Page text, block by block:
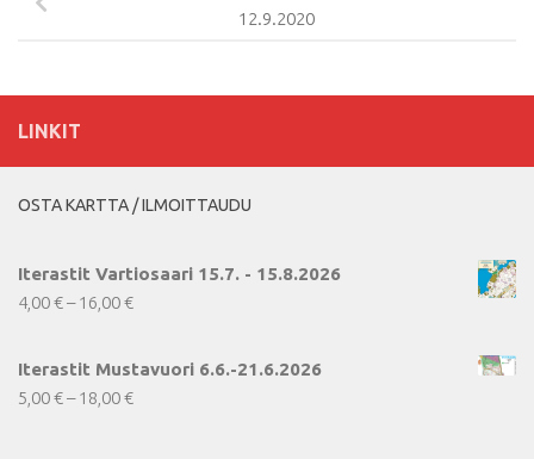
12.9.2020
LINKIT
OSTA KARTTA / ILMOITTAUDU
Iterastit Vartiosaari 15.7. - 15.8.2026
4,00€– 16,00€Hintaluokka:
Iterastit Mustavuori 6.6.-21.6.2026
5,00€– 18,00€Hintaluokka: